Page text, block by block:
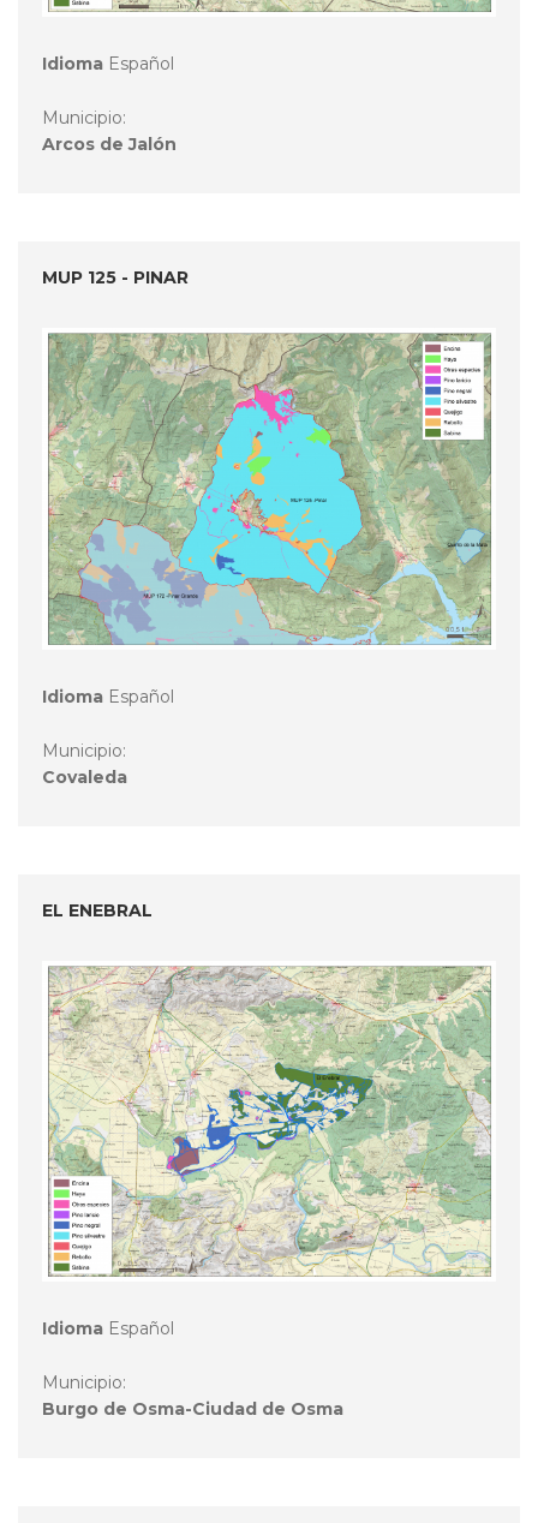
Idioma Español
Municipio:
Arcos de Jalón
MUP 125 - PINAR
Idioma Español
Municipio:
Covaleda
EL ENEBRAL
Idioma Español
Municipio:
Burgo de Osma-Ciudad de Osma